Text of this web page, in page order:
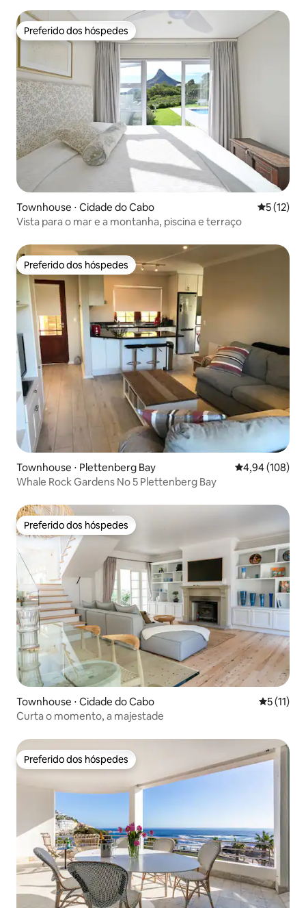
Preferido dos hóspedes
Preferido dos hóspedes
Townhouse ⋅ Cidade do Cabo 5 de uma
5 (12)
Vista para o mar e a montanha, piscina e terraço
Preferido dos hóspedes
Preferido dos hóspedes
Townhouse ⋅ Plettenberg Bay 4,94 de uma
4,94 (108)
Whale Rock Gardens No 5 Plettenberg Bay
Preferido dos hóspedes
Preferido dos hóspedes
Townhouse ⋅ Cidade do Cabo 5 de uma
5 (11)
Curta o momento, a majestade
Preferido dos hóspedes
Preferido dos hóspedes